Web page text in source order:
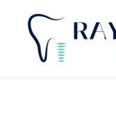
Saltar
contenido